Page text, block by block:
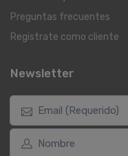
Preguntas frecuentes
Registrate como cliente
Newsletter